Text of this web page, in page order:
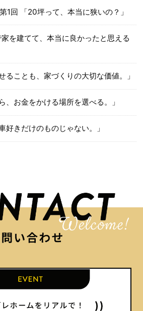
1回 「20坪って、本当に狭いの？」
を建てて、本当に良かったと思える
ることも、家づくりの大切な価値。」
、お金をかける場所を選べる。」
好きだけのものじゃない。」